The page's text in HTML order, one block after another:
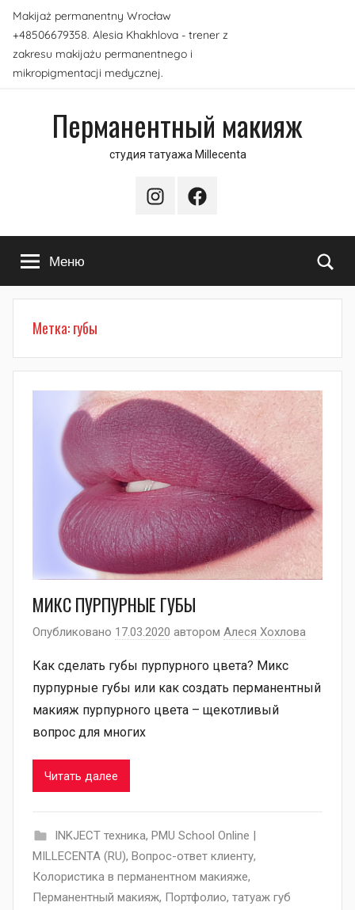
Перейти
содержимому
Makijaż permanentny Wrocław
+48506679358. Alesia Khakhlova - trener z
zakresu makijażu permanentnego i
mikropigmentacji medycznej.
Перманентный макияж
студия татуажа Millecenta
InstagramFacebook
Меню
Метка:губы
МИКС ПУРПУРНЫЕ ГУБЫ
Опубликовано 17.03.2020 автором Алеся Хохлова
Как сделать губы пурпурного цвета? Микс
пурпурные губы или как создать перманентный
макияж пурпурного цвета – щекотливый
вопрос для многих
Читать далее
INKJECT техника, PMU School Online |
MILLECENTA (RU), Вопрос-ответ клиенту,
Колористика в перманентном макияже,
Перманентный макияж, Портфолио, татуаж губ